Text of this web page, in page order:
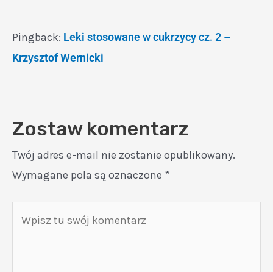
Pingback: Leki stosowane w cukrzycy cz. 2 –
Krzysztof Wernicki
Zostaw komentarz
Twój adres e-mail nie zostanie opublikowany.
Wymagane pola są oznaczone *